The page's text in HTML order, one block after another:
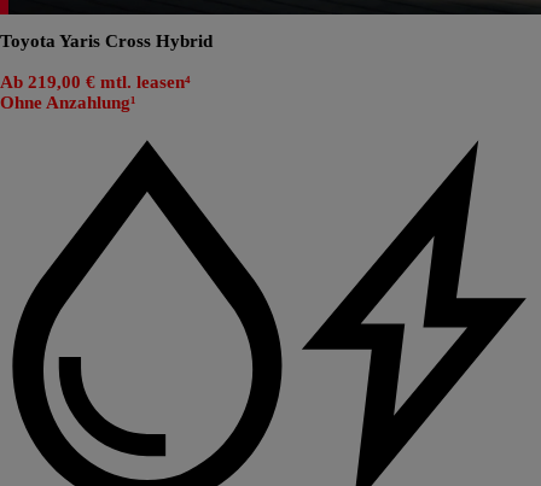
Toyota Yaris Cross Hybrid
Ab 219,00 € mtl. leasen⁴
Ohne Anzahlung¹